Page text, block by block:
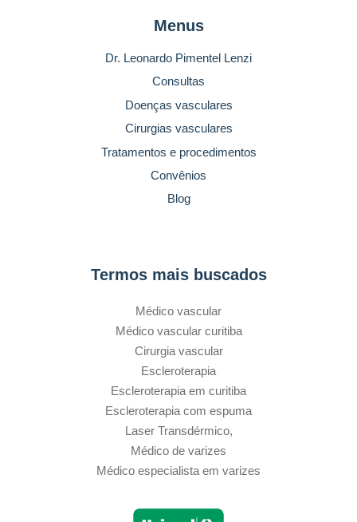
Menus
Dr. Leonardo Pimentel Lenzi
Consultas
Doenças vasculares
Cirurgias vasculares
Tratamentos e procedimentos
Convênios
Blog
Termos mais buscados
Médico vascular
Médico vascular curitiba
Cirurgia vascular
Escleroterapia
Escleroterapia em curitiba
Escleroterapia com espuma
Laser Transdérmico,
Médico de varizes
Médico especialista em varizes